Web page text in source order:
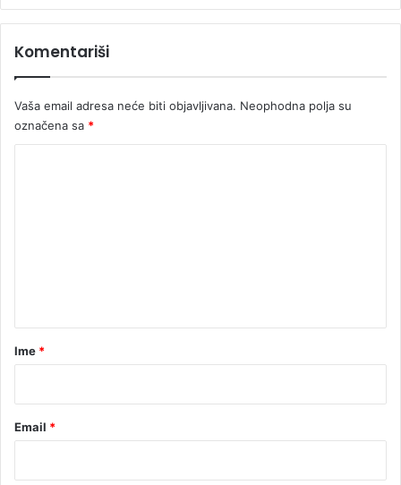
Komentariši
Vaša email adresa neće biti objavljivana. Neophodna polja su
označena sa *
r
Ime *
Email *